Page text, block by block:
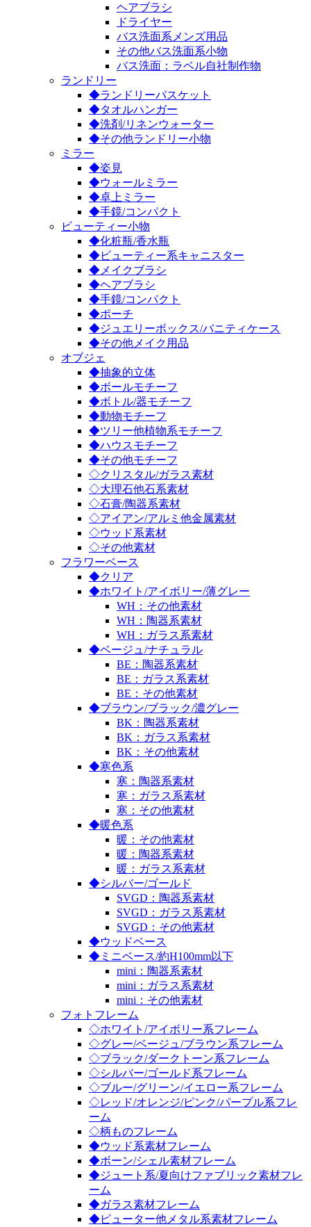
ヘアブラシ
ドライヤー
バス洗面系メンズ用品
その他バス洗面系小物
バス洗面：ラベル自社制作物
ランドリー
◆ランドリーバスケット
◆タオルハンガー
◆洗剤/リネンウォーター
◆その他ランドリー小物
ミラー
◆姿見
◆ウォールミラー
◆卓上ミラー
◆手鏡/コンパクト
ビューティー小物
◆化粧瓶/香水瓶
◆ビューティー系キャニスター
◆メイクブラシ
◆ヘアブラシ
◆手鏡/コンパクト
◆ポーチ
◆ジュエリーボックス/バニティケース
◆その他メイク用品
オブジェ
◆抽象的立体
◆ボールモチーフ
◆ボトル/器モチーフ
◆動物モチーフ
◆ツリー他植物系モチーフ
◆ハウスモチーフ
◆その他モチーフ
◇クリスタル/ガラス素材
◇大理石他石系素材
◇石膏/陶器系素材
◇アイアン/アルミ他金属素材
◇ウッド系素材
◇その他素材
フラワーベース
◆クリア
◆ホワイト/アイボリー/薄グレー
WH：その他素材
WH：陶器系素材
WH：ガラス系素材
◆ベージュ/ナチュラル
BE：陶器系素材
BE：ガラス系素材
BE：その他素材
◆ブラウン/ブラック/濃グレー
BK：陶器系素材
BK：ガラス系素材
BK：その他素材
◆寒色系
寒：陶器系素材
寒：ガラス系素材
寒：その他素材
◆暖色系
暖：その他素材
暖：陶器系素材
暖：ガラス系素材
◆シルバー/ゴールド
SVGD：陶器系素材
SVGD：ガラス系素材
SVGD：その他素材
◆ウッドベース
◆ミニベース/約H100mm以下
mini：陶器系素材
mini：ガラス系素材
mini：その他素材
フォトフレーム
◇ホワイト/アイボリー系フレーム
◇グレー/ベージュ/ブラウン系フレーム
◇ブラック/ダークトーン系フレーム
◇シルバー/ゴールド系フレーム
◇ブルー/グリーン/イエロー系フレーム
◇レッド/オレンジ/ピンク/パープル系フレ
ーム
◇柄ものフレーム
◆ウッド系素材フレーム
◆ボーン/シェル素材フレーム
◆ジュート系/夏向けファブリック素材フレ
ーム
◆ガラス素材フレーム
◆ピューター他メタル系素材フレーム